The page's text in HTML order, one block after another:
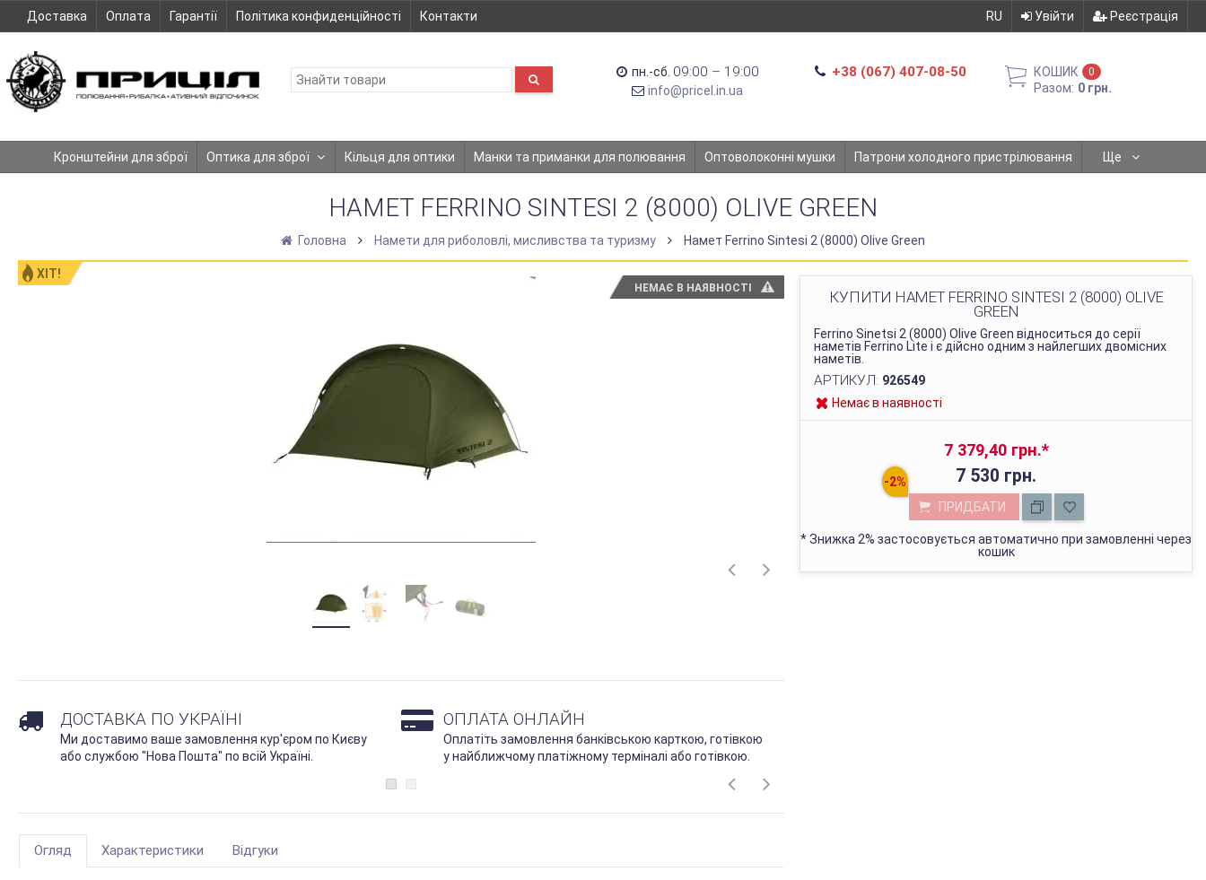
Доставка Оплата Гарантії Політика конфиденційності Контакти RU Увійти Реєстрація
пн.-сб. 09:00 – 19:00
info@pricel.in.ua
+38 (067) 407-08-50 КОШИК 0
Разом: 0 грн.
Кронштейни для зброї Оптика для зброї Кільця для оптики Манки та приманки для полювання Оптоволоконні мушки Патрони холодного пристрілювання Ще
НАМЕТ FERRINO SINTESI 2 (8000) OLIVE GREEN
Головна Намети для риболовлі, мисливства та туризму Намет Ferrino Sintesi 2 (8000) Olive Green
ХІТ!
НЕМАЄ В НАЯВНОСТІ
КУПИТИ НАМЕТ FERRINO SINTESI 2 (8000) OLIVE
GREEN
Ferrino Sinetsi 2 (8000) Olive Green відноситься до серії
наметів Ferrino Lite і є дійсно одним з найлегших двомісних
наметів.
АРТИКУЛ: 926549
Немає в наявності
7 379,40 грн.*
7 530 грн.
ПРИДБАТИ
*Знижка 2% застосовується автоматично при замовленні через
кошик
ДОСТАВКА ПО УКРАЇНІ
Ми доставимо ваше замовлення кур'єром по Києву
або службою "Нова Пошта" по всій Україні.
ОПЛАТА ОНЛАЙН
Оплатіть замовлення банківською карткою, готівкою
у найближчому платіжному терміналі або готівкою.
Огляд Характеристики Відгуки